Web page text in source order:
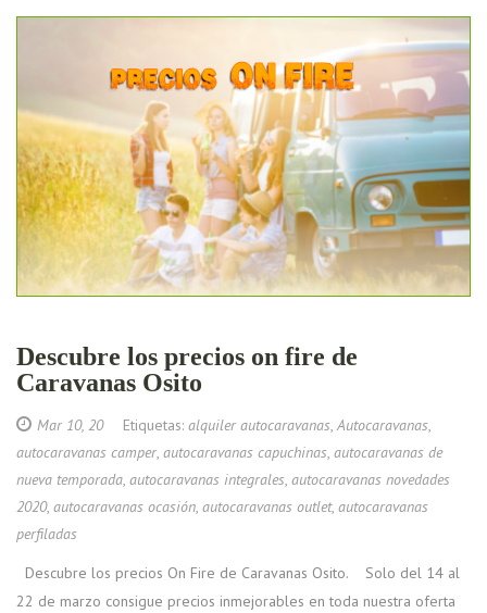
Descubre los precios on fire de
Caravanas Osito
Mar 10, 20Etiquetas: alquiler autocaravanas, Autocaravanas,
autocaravanas camper, autocaravanas capuchinas, autocaravanas de
nueva temporada, autocaravanas integrales, autocaravanas novedades
2020, autocaravanas ocasión, autocaravanas outlet, autocaravanas
perfiladas
Descubre los precios On Fire de Caravanas Osito. Solo del 14 al
22 de marzo consigue precios inmejorables en toda nuestra oferta